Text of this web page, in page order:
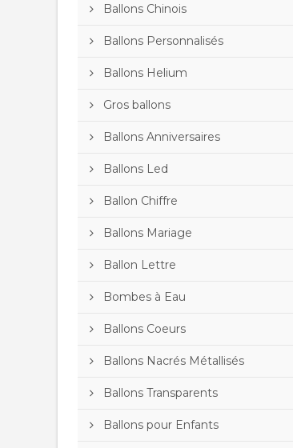
Ballons Chinois
Ballons Personnalisés
Ballons Helium
Gros ballons
Ballons Anniversaires
Ballons Led
Ballon Chiffre
Ballons Mariage
Ballon Lettre
Bombes à Eau
Ballons Coeurs
Ballons Nacrés Métallisés
Ballons Transparents
Ballons pour Enfants